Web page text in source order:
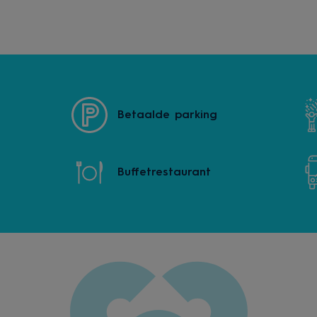
Betaalde parking
Buffetrestaurant